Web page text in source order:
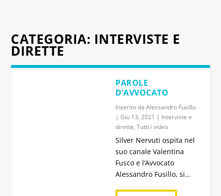
CATEGORIA: INTERVISTE E
DIRETTE
PAROLE
D’AVVOCATO
Inserito da Alessandro Fusillo
| Giu 13, 2021 | Interviste e
dirette, Tutti i video
Silver Nervuti ospita nel
suo canale Valentina
Fusco e l’Avvocato
Alessandro Fusillo, si...